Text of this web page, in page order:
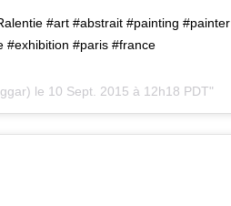
#art #abstrait #painting #painter
#exhibition #paris #france
le 10 Sept. 2015 à 12h18 PDT